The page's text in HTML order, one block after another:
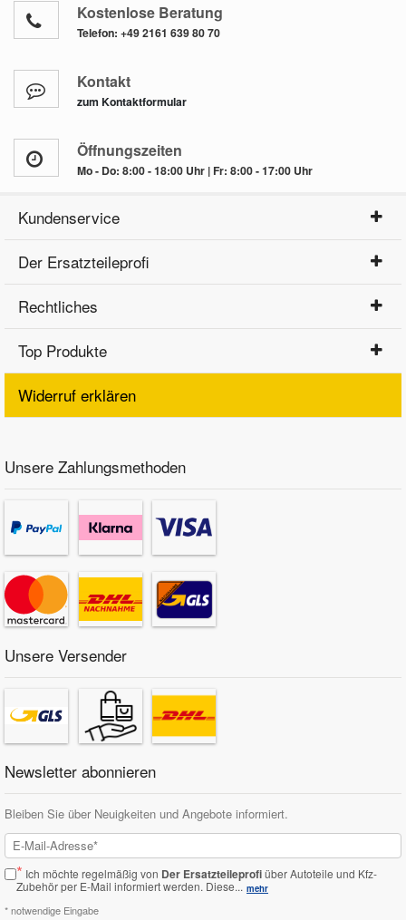
Kostenlose Beratung
Telefon: +49 2161 639 80 70
Kontakt
zum Kontaktformular
Öffnungszeiten
Mo - Do: 8:00 - 18:00 Uhr | Fr: 8:00 - 17:00 Uhr
Kundenservice
Der Ersatzteileprofi
Rechtliches
Top Produkte
Widerruf erklären
Unsere Zahlungsmethoden
Unsere Versender
Newsletter abonnieren
Bleiben Sie über Neuigkeiten und Angebote informiert.
* Ich möchte regelmäßig von Der Ersatzteileprofiüber Autoteile und Kfz-
Zubehör per E-Mail informiert werden. Diese... mehr
* notwendige Eingabe